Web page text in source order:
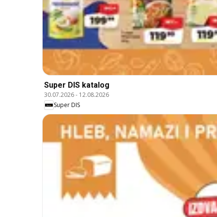
Super DIS katalog
30.07.2026- 12.08.2026
Super DIS